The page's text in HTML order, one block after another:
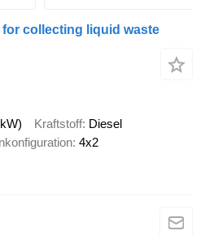
for collecting liquid waste
Kraftstoff Diesel
4x2